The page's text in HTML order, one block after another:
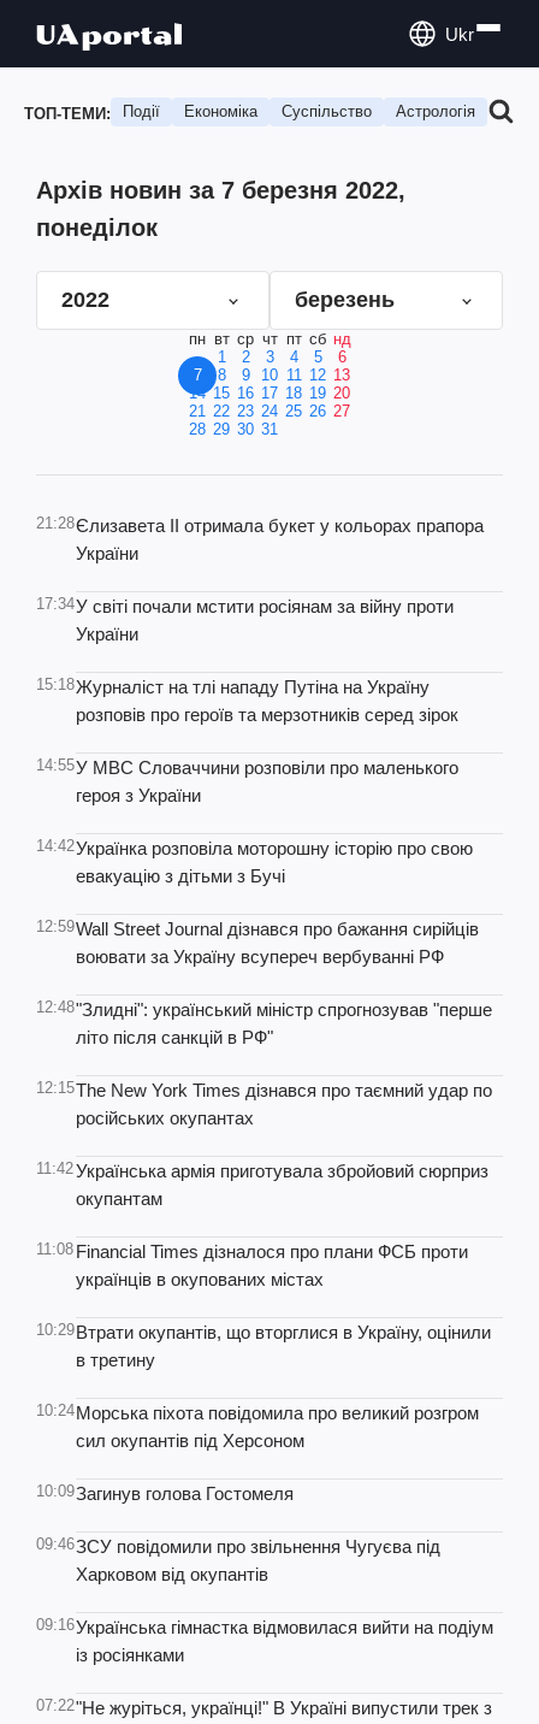
Ukr
ТОП-ТЕМИ: Події Економіка Суспільство Астрологія
Архів новин за 7 березня 2022,
понеділок
2022 березень
пн вт ср чт пт сб нд
1
2 3 4 5
6
7
8 9 10 11 12 13
14 15 16 17 18 19 20
21 22 23 24 25 26 27
28 29 30 31
21:28Єлизавета ІІ отримала букет у кольорах прапора
України
17:34У світі почали мстити росіянам за війну проти
України
15:18Журналіст на тлі нападу Путіна на Україну
розповів про героїв та мерзотників серед зірок
14:55У МВС Словаччини розповіли про маленького
героя з України
14:42Українка розповіла моторошну історію про свою
евакуацію з дітьми з Бучі
12:59Wall Street Journal дізнався про бажання сирійців
воювати за Україну всупереч вербуванні РФ
12:48"Злидні": український міністр спрогнозував "перше
літо після санкцій в РФ"
12:15The New York Times дізнався про таємний удар по
російських окупантах
11:42Українська армія приготувала збройовий сюрприз
окупантам
11:08 Financial Times дізналося про плани ФСБ проти
українців в окупованих містах
10:29Втрати окупантів, що вторглися в Україну, оцінили
в третину
10:24Морська піхота повідомила про великий розгром
сил окупантів під Херсоном
10:09Загинув голова Гостомеля
09:46ЗСУ повідомили про звільнення Чугуєва під
Харковом від окупантів
09:16Українська гімнастка відмовилася вийти на подіум
із росіянками
07:22"Не журіться, українці!" В Україні випустили трек з